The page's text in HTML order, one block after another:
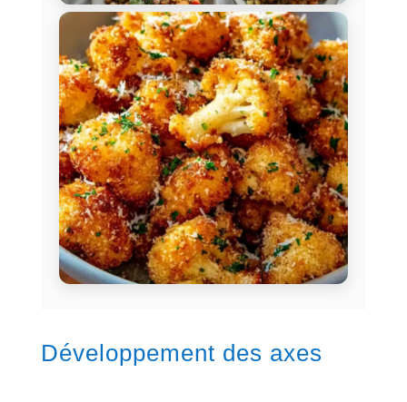
Développement des axes